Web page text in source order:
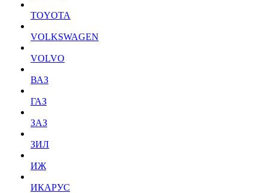
TOYOTA
VOLKSWAGEN
VOLVO
ВАЗ
ГАЗ
ЗАЗ
ЗИЛ
ИЖ
ИКАРУС